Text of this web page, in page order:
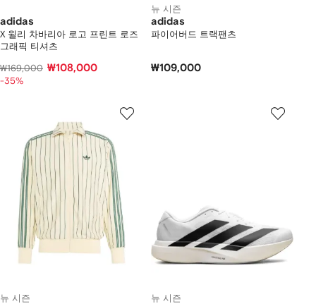
adidas
X 윌리 차바리아 로고 프린트 로즈
그래픽 티셔츠
₩169,000 ₩108,000
-35%
뉴 시즌
adidas
파이어버드 트랙팬츠
₩109,000
뉴 시즌 뉴 시즌